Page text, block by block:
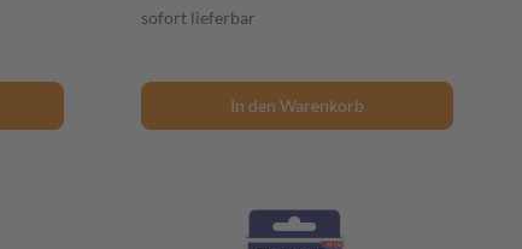
sofort lieferbar
In den Warenkorb